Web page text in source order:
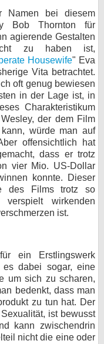
Namen bei diesem
Bob Thornton für
agierende Gestalten
zu haben ist,
Housewife" Eva
Vita betrachtet.
oft genug bewiesen
in der Lage ist, in
Charakteristikum
der dem Film
würde man auf
offensichtlich hat
dass er trotz
vier Mio. US-Dollar
konnte. Dieser
des Films trotz so
wirkenden
ist.
ein Erstlingswerk
dabei sogar, eine
um sich zu scharen,
bedenkt, dass man
zu tun hat. Der
ist bewusst
kann zwischendrin
nicht die eine oder